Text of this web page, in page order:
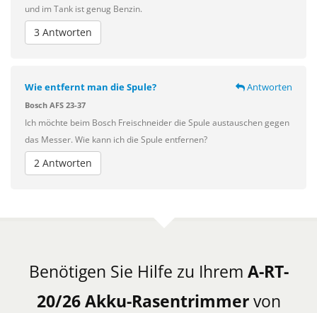
und im Tank ist genug Benzin.
3 Antworten
Wie entfernt man die Spule? Antworten
Bosch AFS 23-37
Ich möchte beim Bosch Freischneider die Spule austauschen gegen
das Messer. Wie kann ich die Spule entfernen?
2 Antworten
Benötigen Sie Hilfe zu Ihrem A-RT-
20/26 Akku-Rasentrimmervon